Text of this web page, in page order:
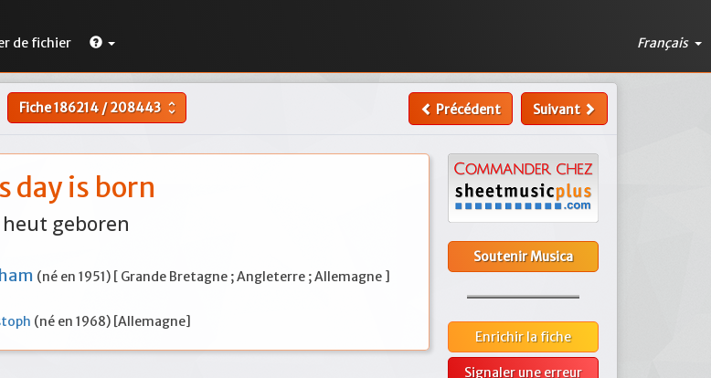
de fichier Français
Fiche186214/208443 unfold_more Précédent Suivant
day is born
geboren
(né en 1951) [ Grande Bretagne ; Angleterre ; Allemagne ]
(né en 1968) [Allemagne]
Soutenir Musica
Enrichir la fiche
Signaler une erreur